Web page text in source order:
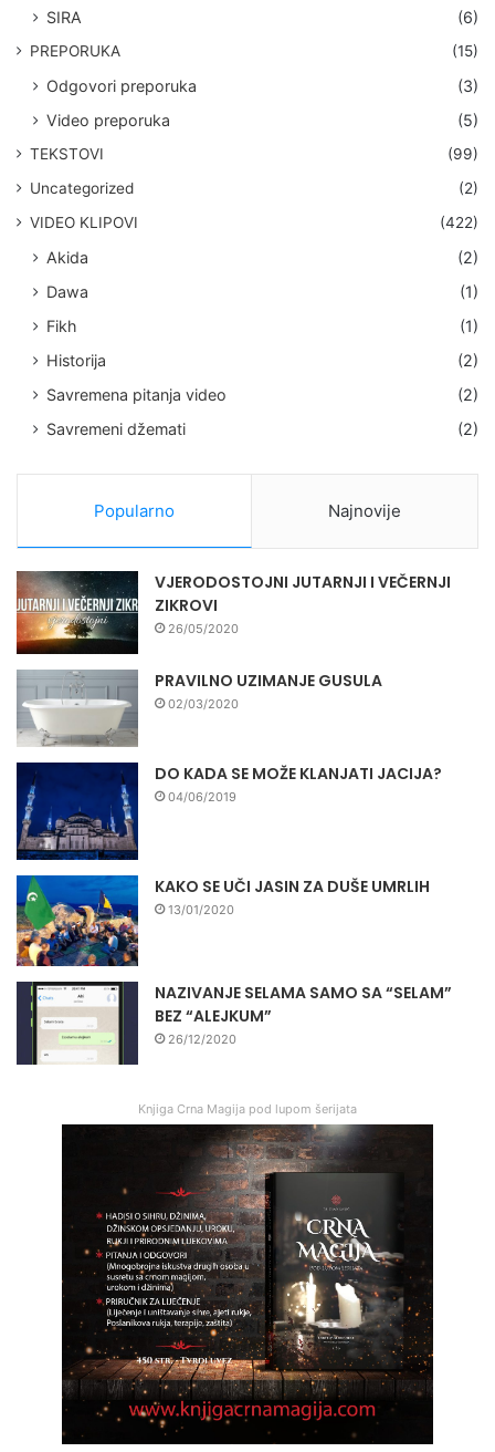
SIRA
(6)
PREPORUKA (15)
Odgovori preporuka
(3)
Video preporuka
(5)
TEKSTOVI
(99)
Uncategorized
(2)
VIDEO KLIPOVI
(422)
Akida
(2)
Dawa
(1)
Fikh
(1)
Historija
(2)
Savremena pitanja video
(2)
Savremeni džemati
(2)
Popularno Najnovije
VJERODOSTOJNI JUTARNJI I VEČERNJI
ZIKROVI
26/05/2020
PRAVILNO UZIMANJE GUSULA
02/03/2020
DO KADA SE MOŽE KLANJATI JACIJA?
04/06/2019
KAKO SE UČI JASIN ZA DUŠE UMRLIH
13/01/2020
NAZIVANJE SELAMA SAMO SA “SELAM”
BEZ “ALEJKUM”
26/12/2020
Knjiga Crna Magija pod lupom šerijata